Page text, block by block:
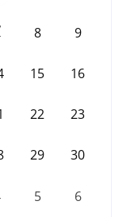
8 9
15 16
22 23
29 30
5 6